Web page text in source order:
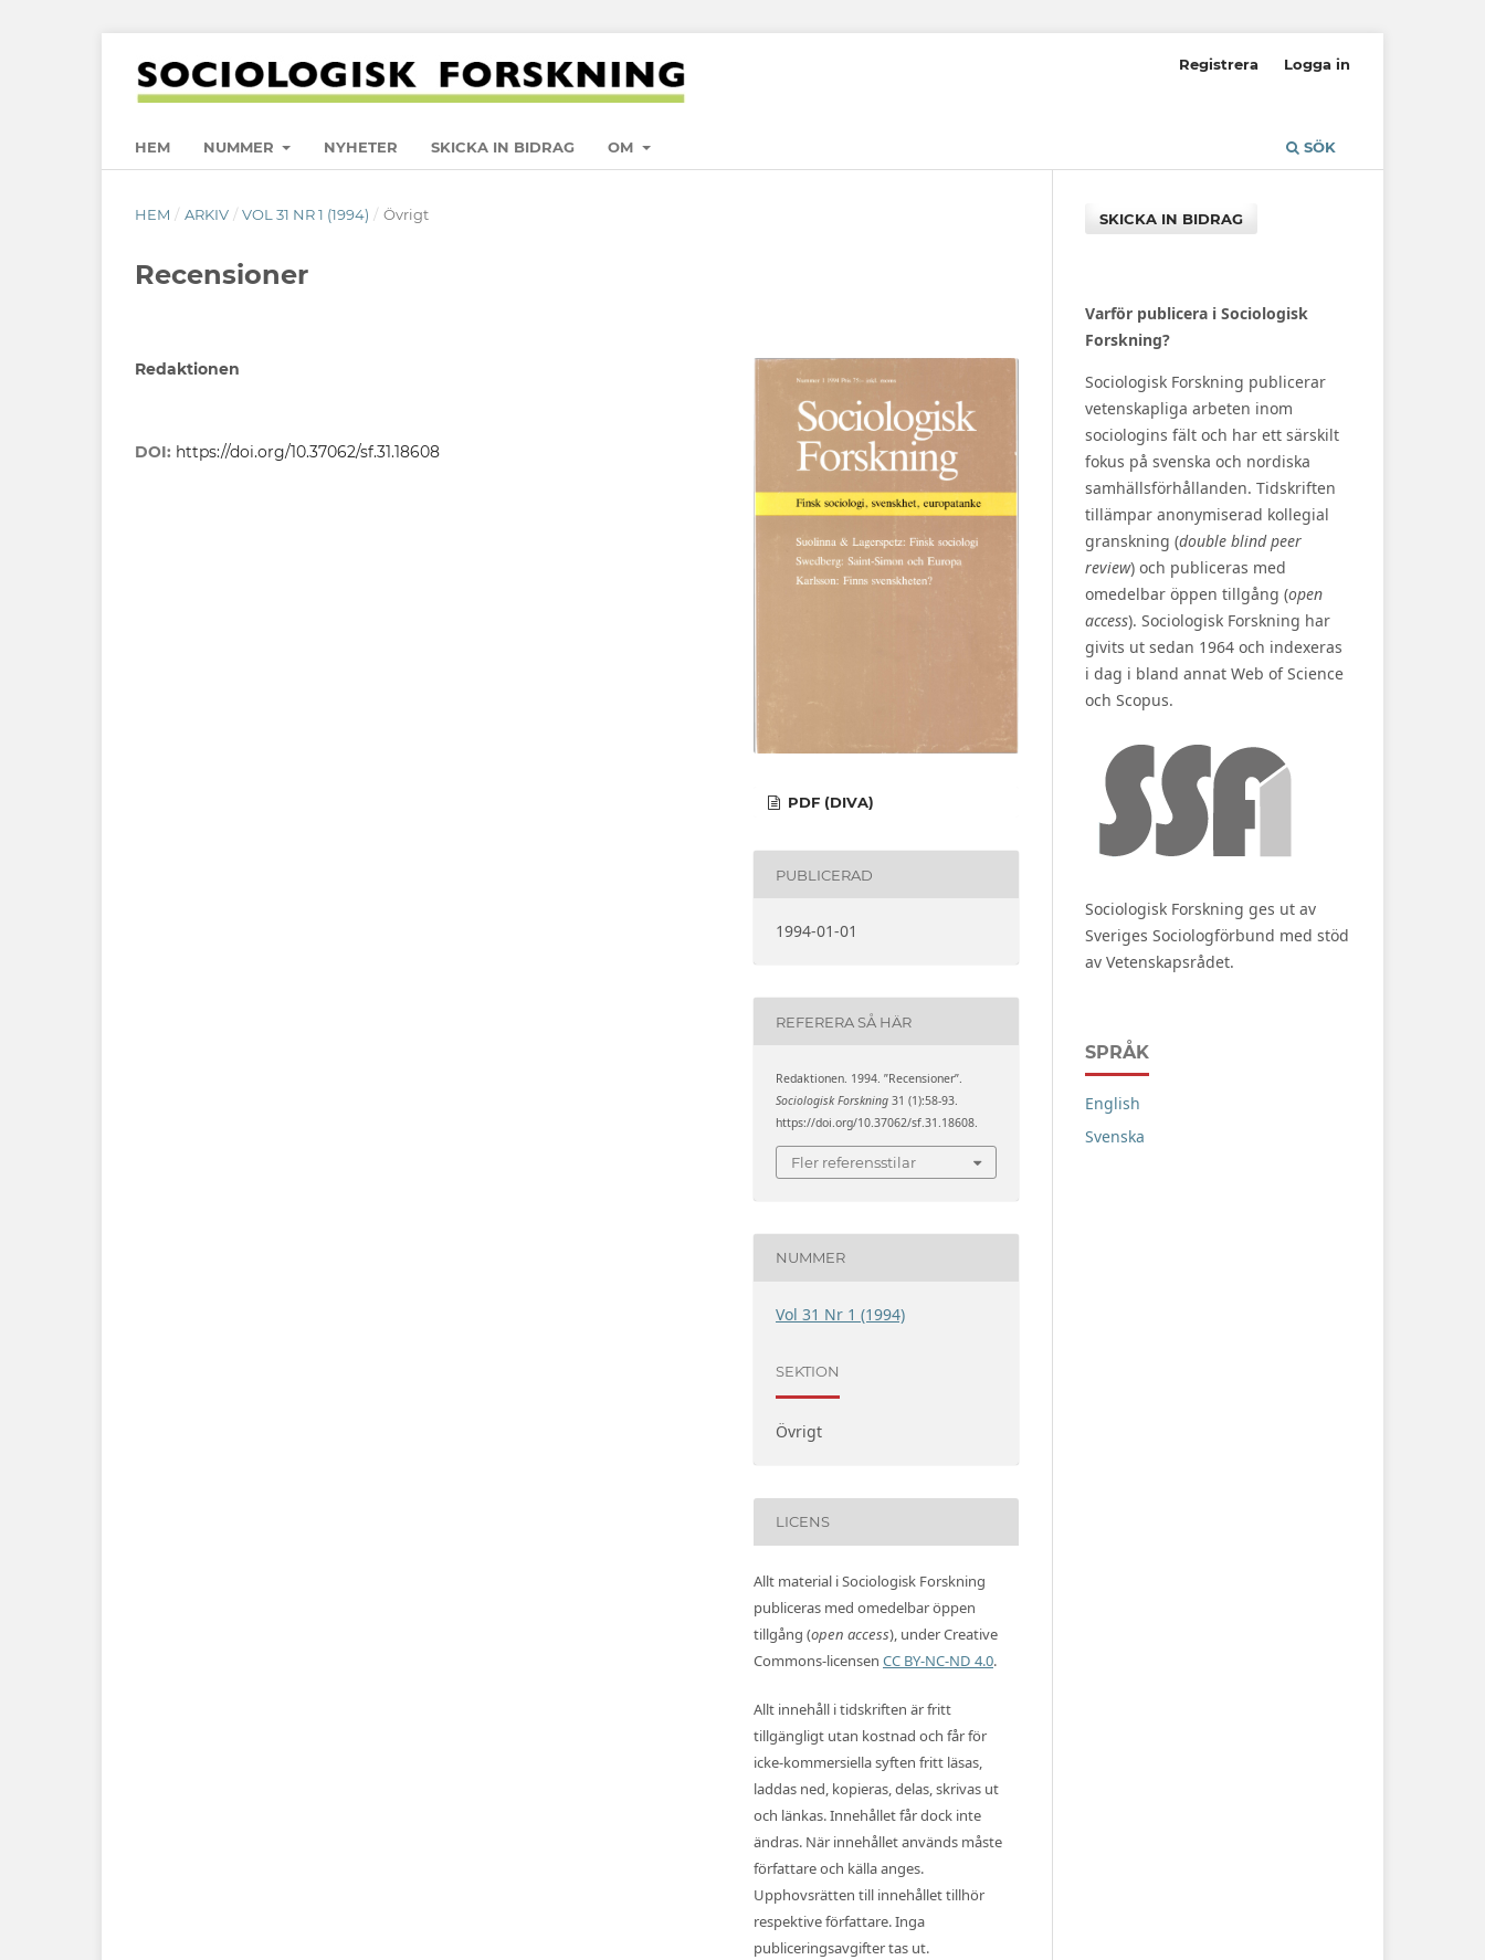
HEM NUMMER NYHETER SKICKA IN BIDRAG OM SÖK
Registrera Logga in
HEM / ARKIV / VOL 31 NR 1 (1994) / Övrigt
Recensioner
Redaktionen
DOI: https://doi.org/10.37062/sf.31.18608
PDF (DIVA)
PUBLICERAD
1994-01-01
REFERERA SÅ HÄR
Redaktionen. 1994. ”Recensioner”.
Sociologisk Forskning 31 (1):58-93.
https://doi.org/10.37062/sf.31.18608.
Fler referensstilar
NUMMER
Vol 31 Nr 1 (1994)
SEKTION
Övrigt
LICENS
Allt material i Sociologisk Forskning
publiceras med omedelbar öppen
tillgång (open access), under Creative
Commons-licensen CC BY-NC-ND 4.0.
Allt innehåll i tidskriften är fritt
tillgängligt utan kostnad och får för
icke-kommersiella syften fritt läsas,
laddas ned, kopieras, delas, skrivas ut
och länkas. Innehållet får dock inte
ändras. När innehållet används måste
författare och källa anges.
Upphovsrätten till innehållet tillhör
respektive författare. Inga
publiceringsavgifter tas ut.
SKICKA IN BIDRAG
Varför publicera i Sociologisk
Forskning?
Sociologisk Forskning publicerar
vetenskapliga arbeten inom
sociologins fält och har ett särskilt
fokus på svenska och nordiska
samhällsförhållanden. Tidskriften
tillämpar anonymiserad kollegial
granskning (double blind peer
review) och publiceras med
omedelbar öppen tillgång (open
access). Sociologisk Forskning har
givits ut sedan 1964 och indexeras
i dag i bland annat Web of Science
och Scopus.
Sociologisk Forskning ges ut av
Sveriges Sociologförbund med stöd
av Vetenskapsrådet.
SPRÅK
English
Svenska